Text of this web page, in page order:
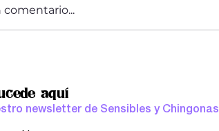
comentario...
aquí
newsletter de Sensibles y Chingonas